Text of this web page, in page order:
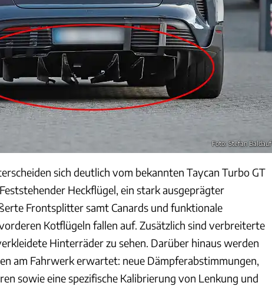
Foto: Stefan Baldauf
sich deutlich vom bekannten Taycan Turbo GT
Heckflügel, ein stark ausgeprägter
Frontsplitter samt Canards und funktionale
Kotflügeln fallen auf. Zusätzlich sind verbreiterte
Hinterräder zu sehen. Darüber hinaus werden
am Fahrwerk erwartet: neue Dämpferabstimmungen,
sowie eine spezifische Kalibrierung von Lenkung und